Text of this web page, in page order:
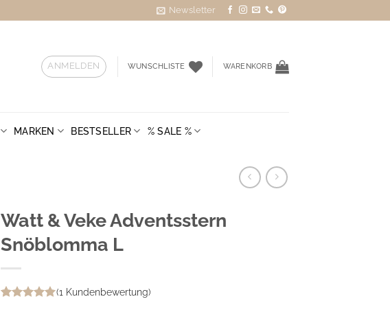
Newsletter
ANMELDEN WUNSCHLISTE WARENKORB
MARKEN BESTSELLER % SALE %
Watt & Veke Adventsstern
Snöblomma L
(1 Kundenbewertung)